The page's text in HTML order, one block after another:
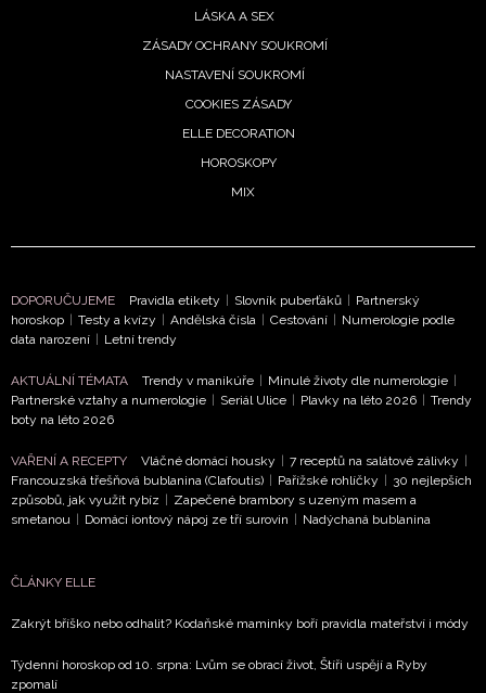
NEWSLETTER
potvrzujete, že jste se seznámili se
ochrany soukromí- BurdaMedia Extra s.r.o. bude s
Vašimi údaji pracovat zejména k organizaci a
Chcete navíc dostávat i další zajímavé a exkluzivní
zpracováním údajů k tomuto účelu podle
Zásad ochrany
soukromí BurdaMedia Extra s.r.o., zaškrtněte toto pole.
LÁSKA A SEX
ZÁSADY OCHRANY SOUKROMÍ
NASTAVENÍ SOUKROMÍ
COOKIES ZÁSADY
ELLE DECORATION
HOROSKOPY
MIX
DOPORUČUJEME Pravidla etikety | Slovník puberťáků | Partnerský
horoskop | Testy a kvízy | Andělská čísla | Cestování | Numerologie podle
data narození | Letní trendy
AKTUÁLNÍ TÉMATA Trendy v manikúře | Minulé životy dle numerologie |
Partnerské vztahy a numerologie | Seriál Ulice | Plavky na léto 2026 | Trendy
boty na léto 2026
VAŘENÍ A RECEPTY Vláčné domácí housky | 7 receptů na salátové zálivky |
Francouzská třešňová bublanina (Clafoutis) | Pařížské rohlíčky | 30 nejlepších
způsobů, jak využít rybíz | Zapečené brambory s uzeným masem a
smetanou | Domácí iontový nápoj ze tří surovin | Nadýchaná bublanina
ČLÁNKY ELLE
Zakrýt bříško nebo odhalit? Kodaňské maminky boří pravidla mateřství i módy
Týdenní horoskop od 10. srpna: Lvům se obrací život, Štíři uspějí a Ryby
zpomalí